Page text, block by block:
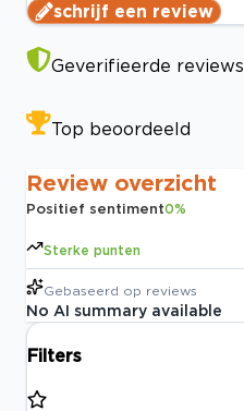
schrijf een review
Geverifieerde reviews
Top beoordeeld
Review overzicht
Positief sentiment0%
Sterke punten
Gebaseerd op reviews
No AI summary available
Filters